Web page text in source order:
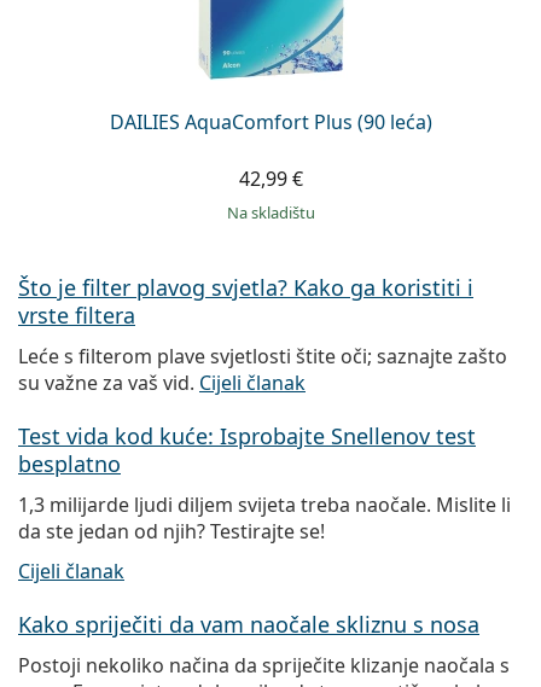
DAILIES AquaComfort Plus (90 leća)
42,99 €
na skladištu
Što je filter plavog svjetla? Kako ga koristiti i
vrste filtera
Leće s filterom plave svjetlosti štite oči; saznajte zašto
su važne za vaš vid. Cijeli članak
Test vida kod kuće: Isprobajte Snellenov test
besplatno
1,3 milijarde ljudi diljem svijeta treba naočale. Mislite li
da ste jedan od njih? Testirajte se!
Cijeli članak
Kako spriječiti da vam naočale skliznu s nosa
Postoji nekoliko načina da spriječite klizanje naočala s